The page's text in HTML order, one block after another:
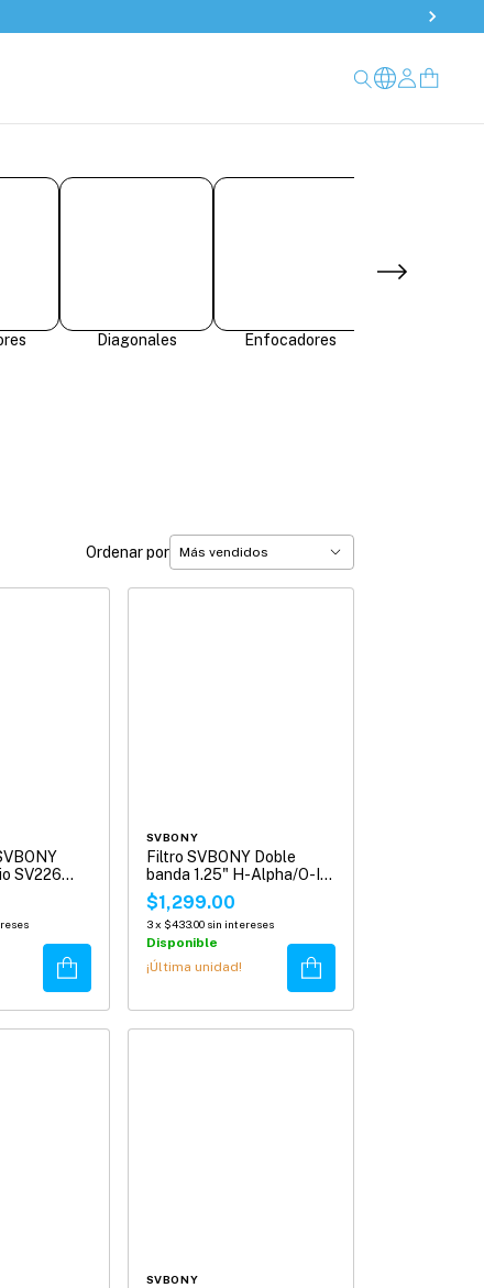
Diagonales Enfocadores
Ordenar por
SV226
Comprar
SVBONY
Filtro SVBONY Doble
banda 1.25" H-Alpha/O-III
de 7 nm para
Astrofotografía SV220
$1,299.00
3 x $433.00 sin intereses
Disponible
¡Última unidad!
Comprar
SVBONY